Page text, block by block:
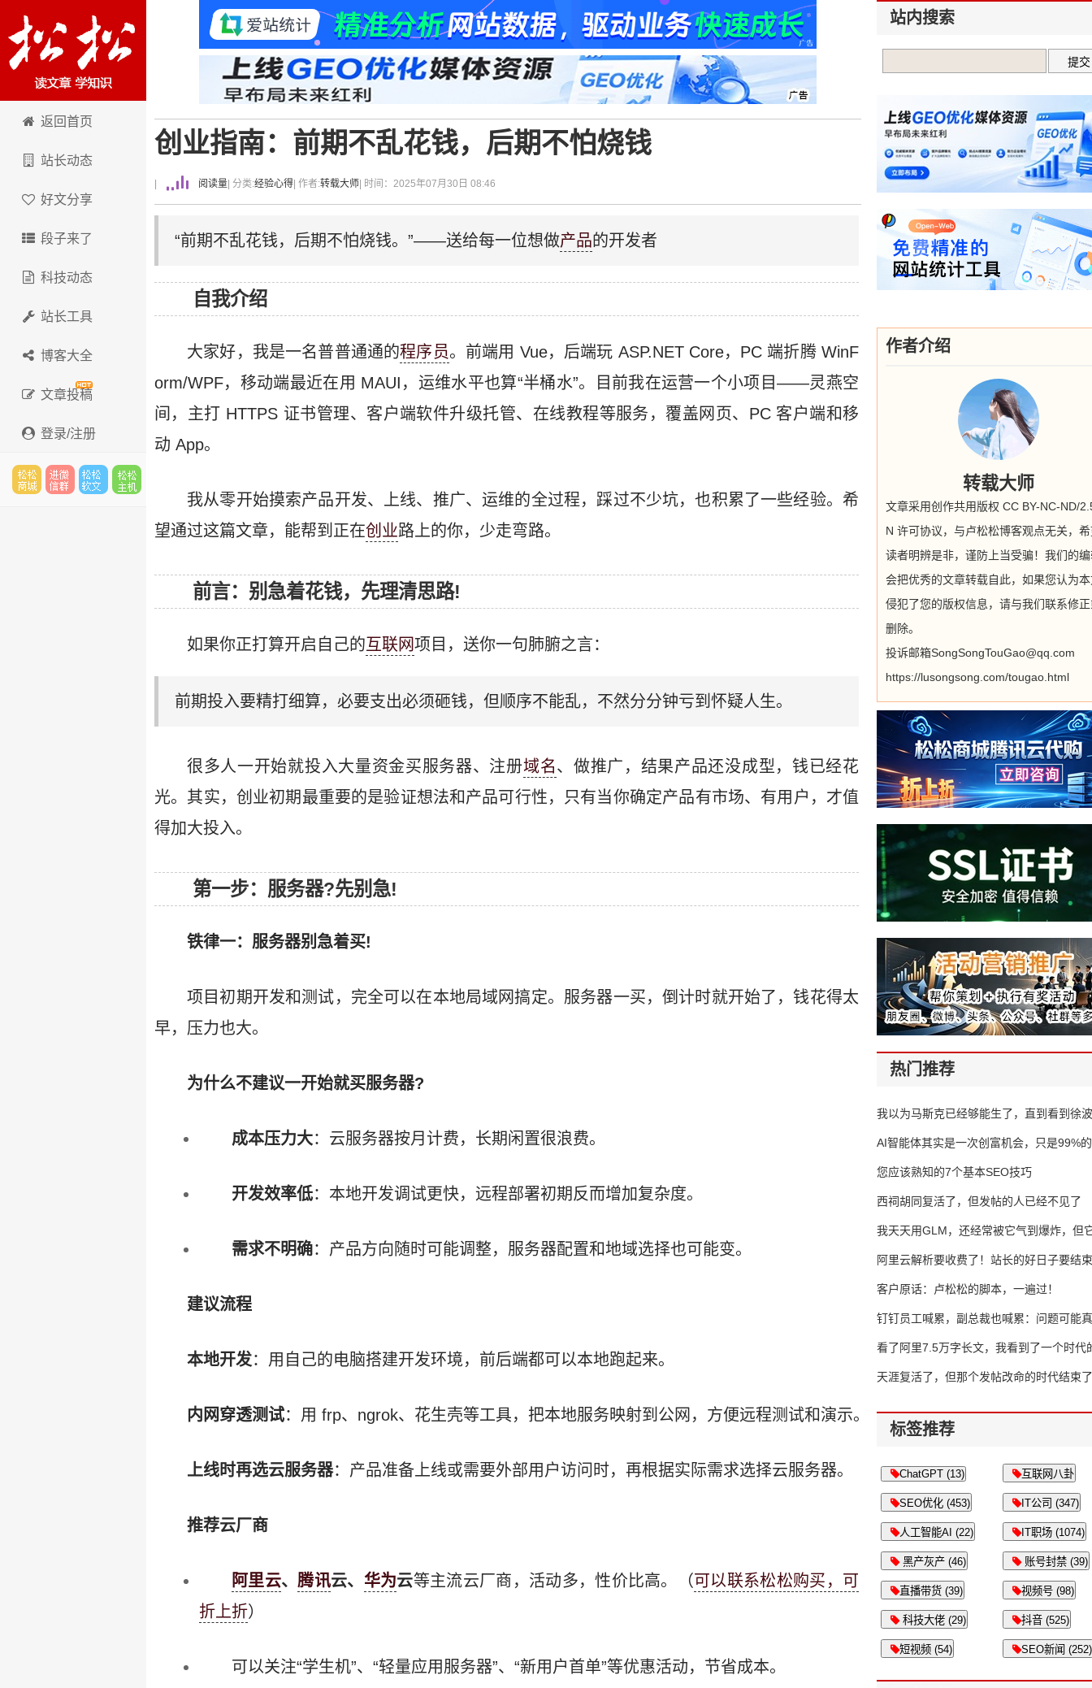
卢松松博客
返回首页
站长动态
好文分享
段子来了
科技动态
站长工具
博客大全
文章投稿
登录/注册
创业指南：前期不乱花钱，后期不怕烧钱
阅读量 | 分类:经验心得 | 作者:转载大师 | 时间：2025年07月30日 08:46
“前期不乱花钱，后期不怕烧钱。”——送给每一位想做产品的开发者
自我介绍
大家好，我是一名普普通通的程序员。前端用 Vue，后端玩 ASP.NET Core，PC 端折腾 WinF
orm/WPF，移动端最近在用 MAUI，运维水平也算“半桶水”。目前我在运营一个小项目——灵燕空
间，主打 HTTPS 证书管理、客户端软件升级托管、在线教程等服务，覆盖网页、PC 客户端和移
动 App。
我从零开始摸索产品开发、上线、推广、运维的全过程，踩过不少坑，也积累了一些经验。希
望通过这篇文章，能帮到正在创业路上的你，少走弯路。
前言：别急着花钱，先理清思路!
如果你正打算开启自己的 互联网项目，送你一句肺腑之言：
前期投入要精打细算，必要支出必须砸钱，但顺序不能乱，不然分分钟亏到怀疑人生。
很多人一开始就投入大量资金买服务器、注册域名、做推广，结果产品还没成型，钱已经花
光。其实，创业初期最重要的是验证想法和产品可行性，只有当你确定产品有市场、有用户，才值
得加大投入。
第一步：服务器?先别急!
铁律一：服务器别急着买!
项目初期开发和测试，完全可以在本地局域网搞定。服务器一买，倒计时就开始了，钱花得太
早，压力也大。
为什么不建议一开始就买服务器?
成本压力大：云服务器按月计费，长期闲置很浪费。
开发效率低：本地开发调试更快，远程部署初期反而增加复杂度。
需求不明确：产品方向随时可能调整，服务器配置和地域选择也可能变。
建议流程
本地开发：用自己的电脑搭建开发环境，前后端都可以本地跑起来。
内网穿透测试：用 frp、ngrok、花生壳等工具，把本地服务映射到公网，方便远程测试和演示。
上线时再选云服务器：产品准备上线或需要外部用户访问时，再根据实际需求选择云服务器。
推荐云厂商
阿里云、 腾讯云、 华为云等主流云厂商，活动多，性价比高。（可以联系松松购买，可
折上折）
可以关注“学生机”、“轻量应用服务器”、“新用户首单”等优惠活动，节省成本。
站内搜索
作者介绍
转载大师
文章采用创作共用版权 CC BY-NC-ND/
N 许可协议，与卢松松博客观点无关，
读者明辨是非，谨防上当受骗！我们的
会把优秀的文章转载自此，如果您认为
侵犯了您的版权信息，请与我们联系修
删除。
投诉邮箱SongSongTouGao@qq.com
https://lusongsong.com/tougao.html
热门推荐
我以为马斯克已经够能生了，直到看到
AI智能体其实是一次创富机会，只是99%
错过了
您应该熟知的7个基本SEO技巧
西祠胡同复活了，但发帖的人已经不见了
我天天用GLM，还经常被它气到爆炸，但
16万亿
阿里云解析要收费了！站长的好日子要结
客户原话：卢松松的脚本，一遍过！
钉钉员工喊累，副总裁也喊累：问题可能
了
看了阿里7.5万字长文，我看到了一个时代
天涯复活了，但那个发帖改命的时代结束了
标签推荐
ChatGPT (13) 互联网八卦
SEO优化 (453) IT公司 (347)
人工智能AI (22) IT职场 (1074)
黑产灰产 (46) 账号封禁 (39)
直播带货 (39) 视频号 (98)
科技大佬 (29) 抖音 (525)
短视频 (54) SEO新闻 (252)